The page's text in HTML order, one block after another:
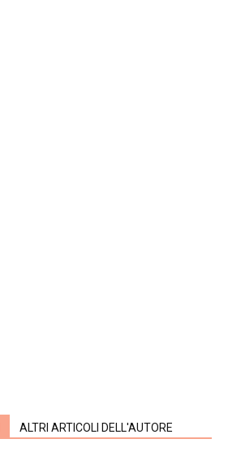
ALTRI ARTICOLI DELL'AUTORE